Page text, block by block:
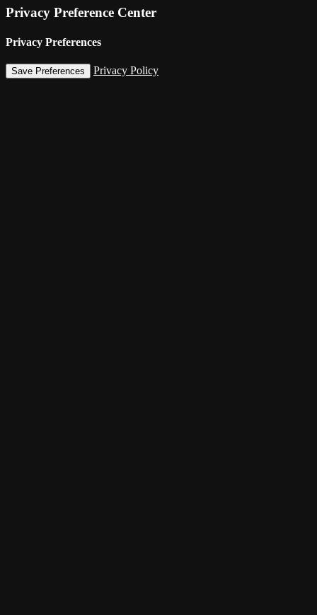
Privacy Preference Center
Privacy Preferences
Privacy Policy